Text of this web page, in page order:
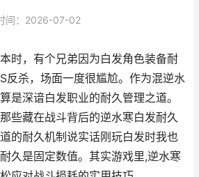
间：2026-07-02
时，有个兄弟因为白发角色装备耐
反杀，场面一度很尴尬。作为混逆水
是深谙白发职业的耐久管理之道。
些藏在战斗背后的逆水寒白发耐久
的耐久机制说实话刚玩白发时我也
久是固定数值。其实游戏里,逆水寒